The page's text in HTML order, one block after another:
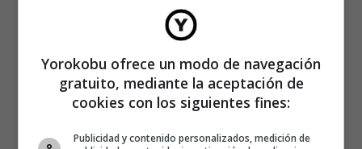
Yorokobu ofrece un modo de navegación
gratuito, mediante la aceptación de
cookies con los siguientes fines:
Publicidad y contenido personalizados, medición de